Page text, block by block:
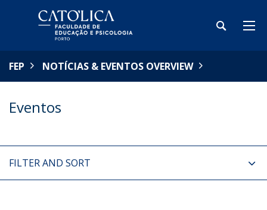
FEP NOTÍCIAS & EVENTOS OVERVIEW
Eventos
FILTER AND SORT